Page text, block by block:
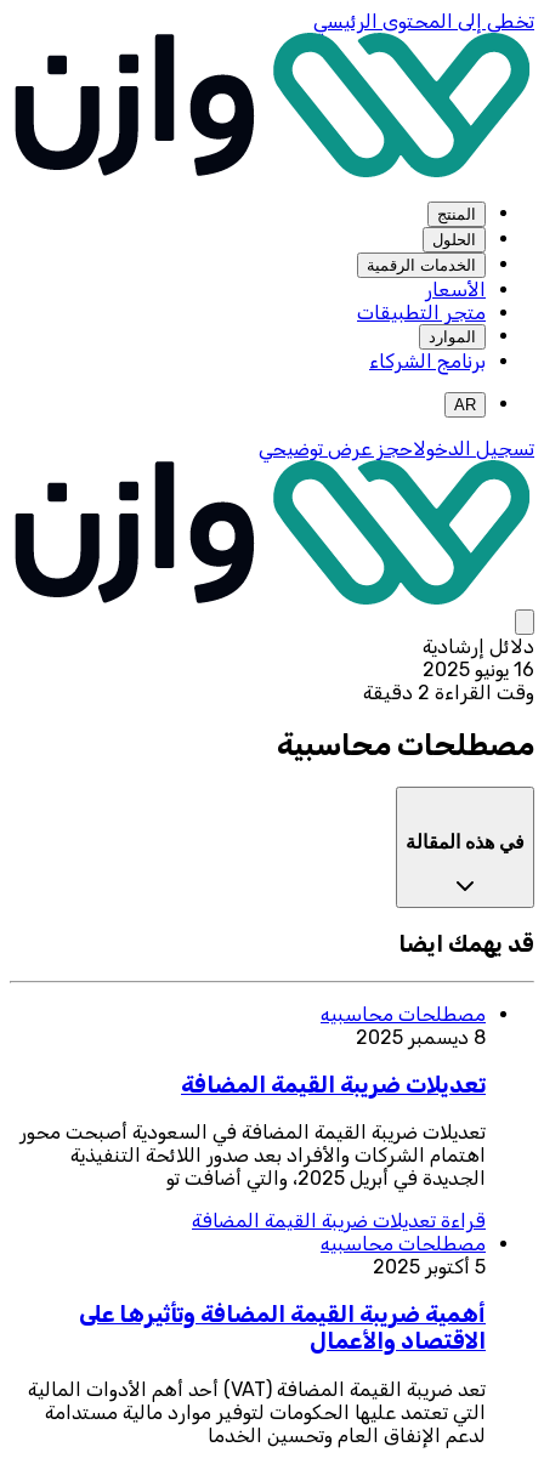
تخطي إلى المحتوى الرئيسي
المنتج
الحلول
الخدمات الرقمية
الأسعار
متجر التطبيقات
الموارد
برنامج الشركاء
AR
تسجيل الدخولاحجز عرض توضيحي
دلائل إرشادية
16 يونيو 2025
وقت القراءة 2 دقيقة
مصطلحات محاسبية
في هذه المقالة
قد يهمك ايضا
مصطلحات محاسبيه
8 ديسمبر 2025
تعديلات ضريبة القيمة المضافة
تعديلات ضريبة القيمة المضافة في السعودية أصبحت محور
اهتمام الشركات والأفراد بعد صدور اللائحة التنفيذية
الجديدة في أبريل 2025، والتي أضافت تو
قراءة تعديلات ضريبة القيمة المضافة
مصطلحات محاسبيه
5 أكتوبر 2025
أهمية ضريبة القيمة المضافة وتأثيرها على
الاقتصاد والأعمال
تعد ضريبة القيمة المضافة (VAT) أحد أهم الأدوات المالية
التي تعتمد عليها الحكومات لتوفير موارد مالية مستدامة
لدعم الإنفاق العام وتحسين الخدما